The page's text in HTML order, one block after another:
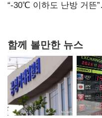
없어”
“-30℃ 이하도 난방 거뜬
함께 볼만한 뉴스